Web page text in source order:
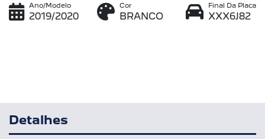
Ano/Modelo
2019/2020
Cor
BRANCO
Final Da Placa
XXX6J82
Detalhes